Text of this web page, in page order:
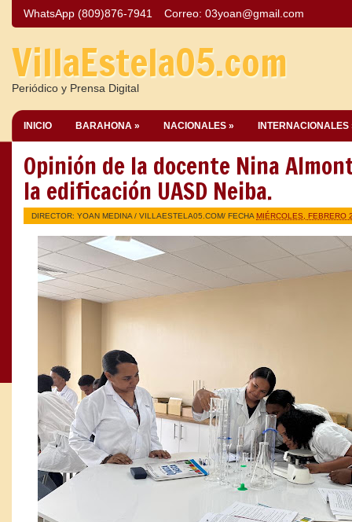
WhatsApp (809)876-7941 Correo: 03yoan@gmail.com
VillaEstela05.com
Periódico y Prensa Digital
INICIO BARAHONA » NACIONALES » INTERNACIONALES
Opinión de la docente Nina
la edificación UASD Neiba.
DIRECTOR: YOAN MEDINA / VILLAESTELA05.COM/ FECHA MIÉRCOLES, FEBRERO